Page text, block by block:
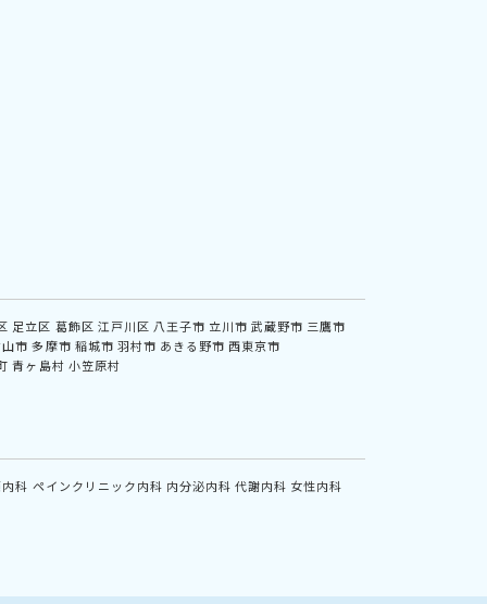
足立区 葛飾区 江戸川区 八王子市 立川市 武蔵野市 三鷹市
市 多摩市 稲城市 羽村市 あきる野市 西東京市
青ヶ島村 小笠原村
科 ペインクリニック内科 内分泌内科 代謝内科 女性内科